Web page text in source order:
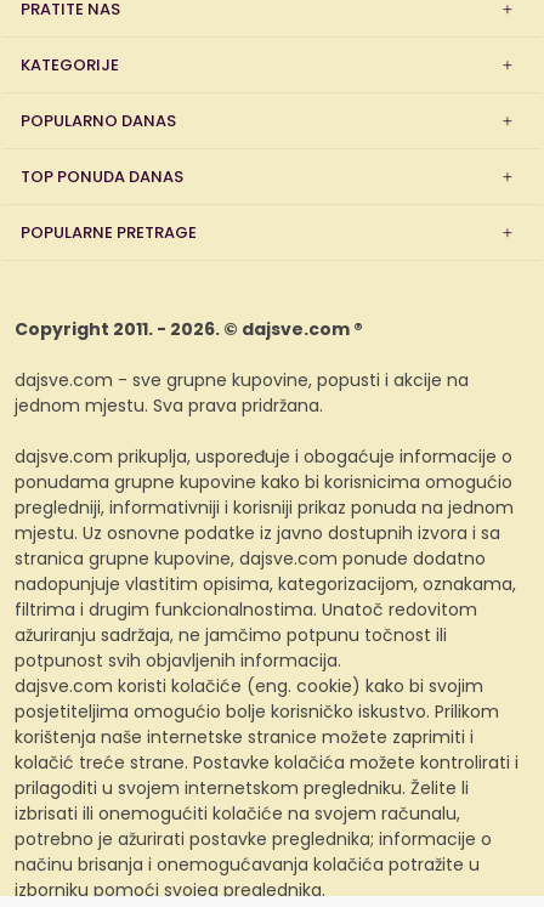
PRATITE NAS
KATEGORIJE
POPULARNO DANAS
TOP PONUDA DANAS
POPULARNE PRETRAGE
Copyright 2011. - 2026. © dajsve.com ®
dajsve.com - sve grupne kupovine, popusti i akcije na
jednom mjestu. Sva prava pridržana.
dajsve.com prikuplja, uspoređuje i obogaćuje informacije o
ponudama grupne kupovine kako bi korisnicima omogućio
pregledniji, informativniji i korisniji prikaz ponuda na jednom
mjestu. Uz osnovne podatke iz javno dostupnih izvora i sa
stranica grupne kupovine, dajsve.com ponude dodatno
nadopunjuje vlastitim opisima, kategorizacijom, oznakama,
filtrima i drugim funkcionalnostima. Unatoč redovitom
ažuriranju sadržaja, ne jamčimo potpunu točnost ili
potpunost svih objavljenih informacija.
dajsve.com koristi kolačiće (eng. cookie) kako bi svojim
posjetiteljima omogućio bolje korisničko iskustvo. Prilikom
korištenja naše internetske stranice možete zaprimiti i
kolačić treće strane. Postavke kolačića možete kontrolirati i
prilagoditi u svojem internetskom pregledniku. Želite li
izbrisati ili onemogućiti kolačiće na svojem računalu,
potrebno je ažurirati postavke preglednika; informacije o
načinu brisanja i onemogućavanja kolačića potražite u
izborniku pomoći svojeg preglednika.